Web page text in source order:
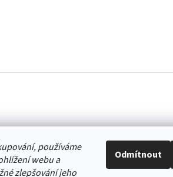
používáme
webu a
zlepšování jeho
Odmítnout